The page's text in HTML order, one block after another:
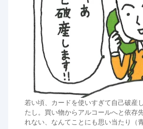
若い頃、カードを使いすぎて自己破産
たし。買い物からアルコールへと依存
れない、なんてことにも思い当たり（青